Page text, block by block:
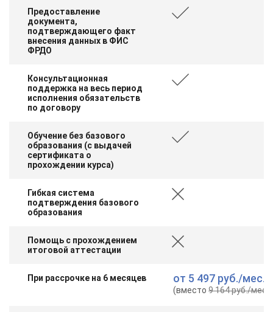
Предоставление
документа,
подтверждающего факт
внесения данных в ФИС
ФРДО
Консультационная
поддержка на весь период
исполнения обязательств
по договору
Обучение без базового
образования (с выдачей
сертификата о
прохождении курса)
Гибкая система
подтверждения базового
образования
Помощь с прохождением
итоговой аттестации
При рассрочке на 6 месяцев от 5 497 руб./мес.
(вместо9 164 руб./мес.